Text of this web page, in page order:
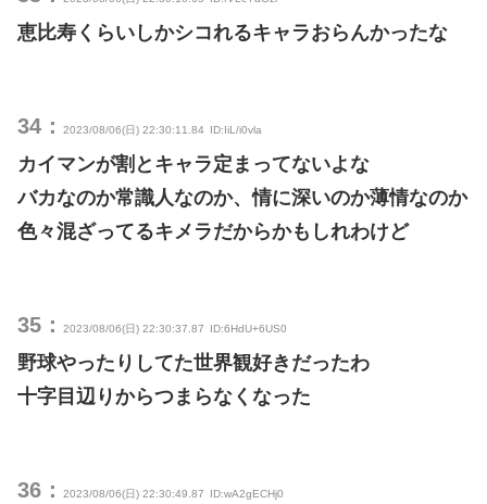
恵比寿くらいしかシコれるキャラおらんかったな
34： 2023/08/06(日) 22:30:11.84 ID:IiL/i0vla
カイマンが割とキャラ定まってないよな
バカなのか常識人なのか、情に深いのか薄情なのか
色々混ざってるキメラだからかもしれわけど
35： 2023/08/06(日) 22:30:37.87 ID:6HdU+6US0
野球やったりしてた世界観好きだったわ
十字目辺りからつまらなくなった
36： 2023/08/06(日) 22:30:49.87 ID:wA2gECHj0